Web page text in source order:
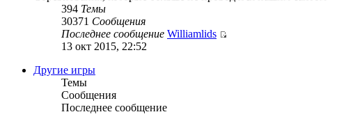
394 Темы
30371 Сообщения
Последнее сообщение Williamlids
13 окт 2015, 22:52
Другие игры
Темы
Сообщения
Последнее сообщение